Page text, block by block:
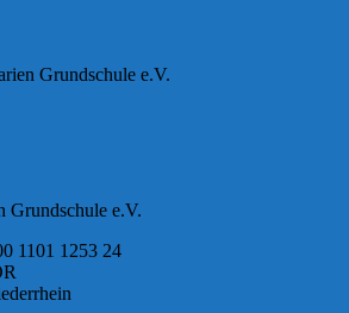
Grundschule e.V.
Grundschule e.V.
1101 1253 24